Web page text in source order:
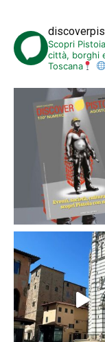
Scopri
città, borghi
Toscana